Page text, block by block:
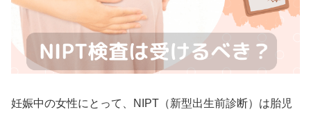
妊娠中の女性にとって、NIPT（新型出生前診断）は胎児